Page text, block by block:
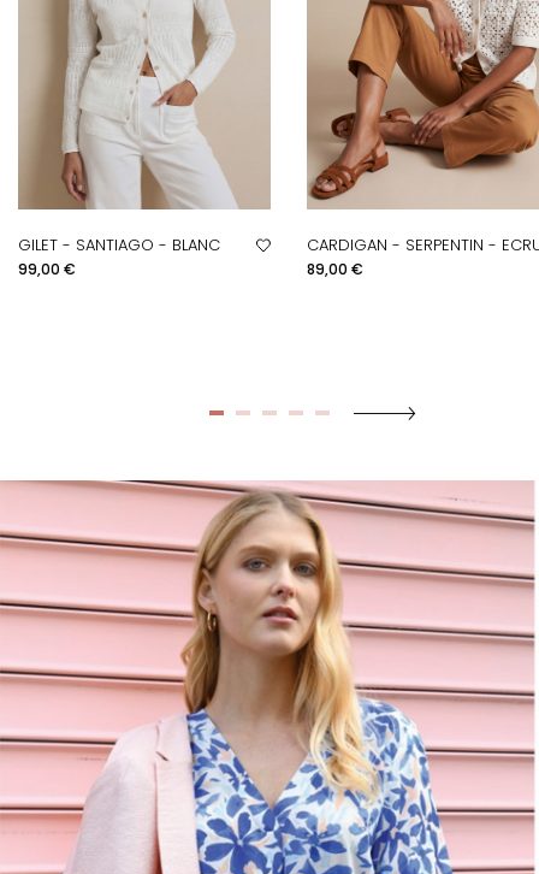
GILET - SANTIAGO - BLANC
Prix
99,00 €
CARDIGAN - SERPENTIN -
Prix
89,00 €